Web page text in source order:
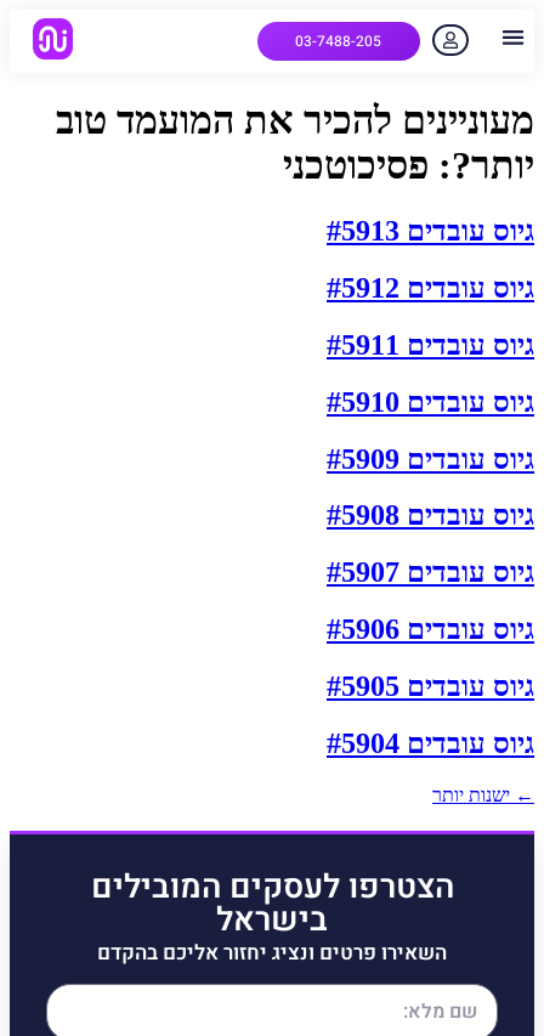
03-7488-205
מעוניינים להכיר את המועמד טוב
יותר?: פסיכוטכני
גיוס עובדים #5913
גיוס עובדים #5912
גיוס עובדים #5911
גיוס עובדים #5910
גיוס עובדים #5909
גיוס עובדים #5908
גיוס עובדים #5907
גיוס עובדים #5906
גיוס עובדים #5905
גיוס עובדים #5904
← ישנות יותר
הצטרפו לעסקים המובילים
בישראל
השאירו פרטים ונציג יחזור אליכם בהקדם